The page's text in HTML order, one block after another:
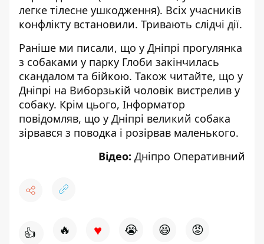
легке тілесне ушкодження). Всіх учасників
конфлікту встановили. Тривають слідчі дії.
Раніше ми писали, що у Дніпрі прогулянка
з собаками у парку Глоби закінчилась
скандалом та бійкою. Також читайте, що у
Дніпрі на Виборзькій чоловік вистрелив у
собаку. Крім цього, Інформатор
повідомляв, що у Дніпрі великий собака
зірвався з поводка і розірвав маленького.
Відео: Дніпро Оперативний
👍 🔥 ♥ 😭 😆 😡